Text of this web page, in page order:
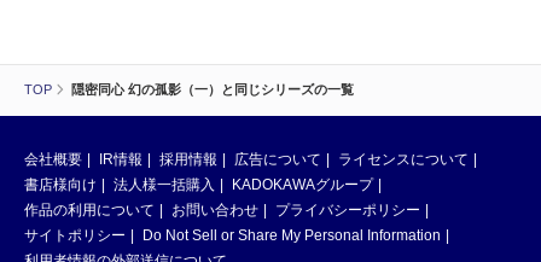
TOP 隠密同心 幻の孤影（一）と同じシリーズの一覧
会社概要 IR情報 採用情報 広告について
ライセンスについて
書店様向け
法人様一括購入
KADOKAWAグループ
作品の利用について
お問い合わせ
プライバシーポリシー
サイトポリシー
Do Not Sell or Share My Personal Information